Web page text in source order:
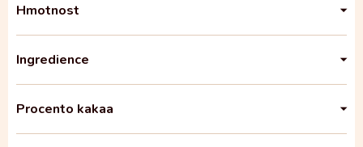
Hmotnost
Ingredience
Procento kakaa